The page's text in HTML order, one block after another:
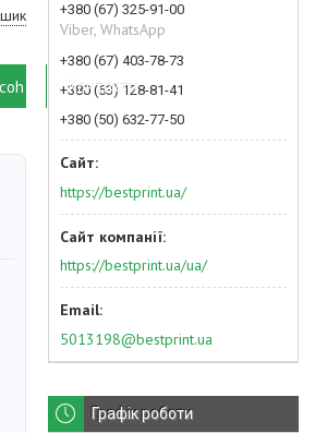
Контакти
+380 (67) 325-91-00
Viber, WhatsApp
+380 (67) 403-78-73
+380 (63) 128-81-41
+380 (50) 632-77-50
https://bestprint.ua/
https://bestprint.ua/ua/
5013198@bestprint.ua
Графік роботи